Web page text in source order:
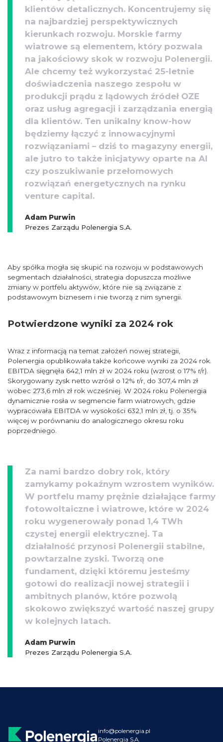
klientów detalicznych. Koncentrujemy się
na najbardziej perspektywicznych
kierunkach rozwoju. Morskie farmy
wiatrowe są elementem, który pozwala
na jakościowy skok w rozwoju Polenergii.
Ale chcemy też wykorzystać 25-letnie
doświadczenia naszego zespołu w
produkcji prądu z lądowych źródeł OZE
oraz usług agregacji i zarządzania energią
dla klientów. Ten unikalny know-how
będziemy łączyć z innowacyjnymi
rozwiązaniami – dziś to magazyny energii,
ale jutro to także inicjatywy oparte na AI
czy poszukiwanie przełomowych
rozwiązań energetycznych na rynku
venture capital.
Adam Purwin
Prezes Zarządu Polenergia S.A.
Aby spółka mogła się skupić na rozwoju w podstawowych
segmentach działalności, strategia dopuszcza możliwe
zmiany w portfelu aktywów, które nie są związane z
podstawowym biznesem i nie tworzą z nim synergii.
Potwierdzone wyniki za 2024 rok
Wraz z informacją na temat założeń nowej strategii,
Polenergia opublikowała także końcowe wyniki za 2024 rok.
EBITDA sięgnęła 642,1 mln zł w 2024 roku (wzrost o 17% r/r).
Skorygowany zysk netto wzrósł o 12% r/r, do 307,4 mln zł
wobec 273,6 mln zł rok wcześniej. W 2024 roku Polenergia
dynamicznie rosła w segmencie farm wiatrowych, gdzie
wypracowała EBITDA w wysokości 632,1 mln zł, tj. o 35%
więcej w porównaniu do analogicznego okresu roku
poprzedniego.
Za nami bardzo dobry rok, który
zamykamy pokaźnym wzrostem wyników.
W portfelu mamy prężnie działające farmy
fotowoltaiczne i wiatrowe, które w 2024
roku wygenerowały ponad 1,4 TWh
czystej energii elektrycznej. Ta
działalność przynosi Polenergii stabilne,
powtarzalne zyski. Tworzą one
fundament, dzięki któremu jesteśmy
gotowi do realizacji nowej strategii i
ambitnych planów, które pozwolą
skokowo zwiększyć wartość naszej grupy
w kolejnych latach.
Adam Purwin
Prezes Zarządu Polenergia S.A.
info@polenergia.pl
Polenergia S.A.